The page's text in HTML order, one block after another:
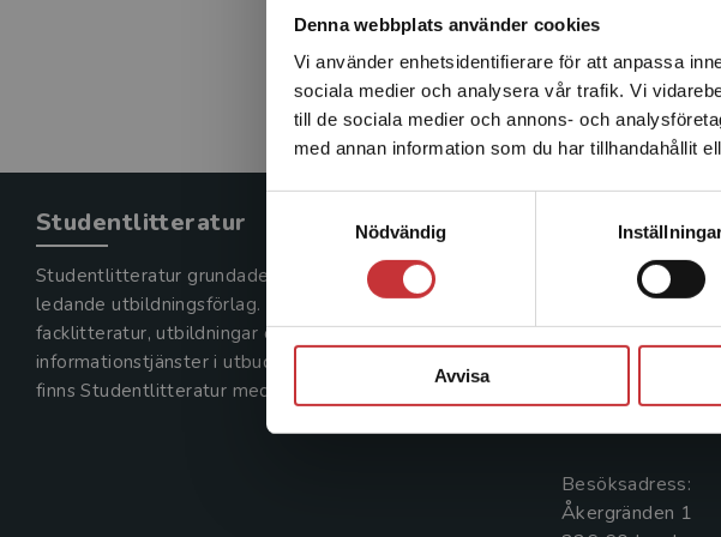
Denna webbplats använder cookies
Vi använder enhetsidentifierare för att anpassa
sociala medier och analysera vår trafik. Vi
till de sociala medier och annons- och
med annan information som du har tillhandahållit
Nödvändig
Avvisa
Det verkar som
enhet utanför
Sverige. För att
leveransadressen
Studentlitteratur
Studentlitteratur grundades 1963 och är idag Sveriges
ledande utbildningsförlag. Med läromedel, kurslitteratur,
facklitteratur, utbildningar och digitala
informationstjänster i utbudet,
finns Studentlitteratur med längs hela kunskapsresan.
Kontakta oss
Kontakta oss
046-31 20 00
Box 141
221 00 Lund
Besöksadress:
Åkergränden 1